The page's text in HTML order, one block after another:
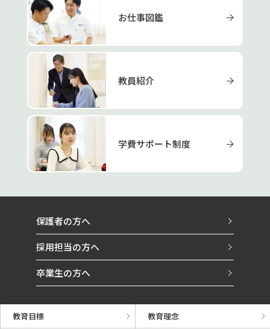
お仕事図鑑
教員紹介
学費サポート制度
保護者の方へ
採用担当の方へ
卒業生の方へ
教育目標 教育理念